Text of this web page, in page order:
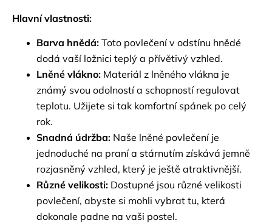
Hlavní vlastnosti:
Barva hnědá: Toto povlečení v odstínu hnědé
dodá vaší ložnici teplý a přívětivý vzhled.
Lněné vlákno: Materiál z lněného vlákna je
známý svou odolností a schopností regulovat
teplotu. Užijete si tak komfortní spánek po celý
rok.
Snadná údržba: Naše lněné povlečení je
jednoduché na praní a stárnutím získává jemně
rozjasněný vzhled, který je ještě atraktivnější.
Různé velikosti: Dostupné jsou různé velikosti
povlečení, abyste si mohli vybrat tu, která
dokonale padne na vaši postel.